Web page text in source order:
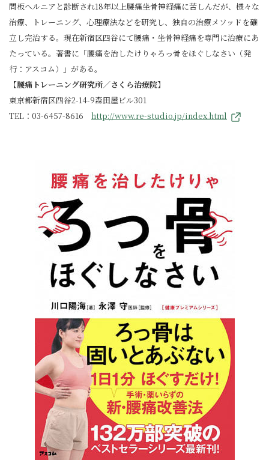
間板へルニアと診断され18年以上腰痛坐骨神経痛に苦しんだが、様々な
治療、トレーニング、心理療法などを研究し、独自の治療メソッドを確
立し完治する。現在新宿区四谷にて腰痛・坐骨神経痛を専門に治療にあ
たっている。著書に「腰痛を治したけりゃろっ骨をほぐしなさい（発
行：アスコム）」がある。
【腰痛トレーニング研究所／さくら治療院】
東京都新宿区四谷2-14-9森田屋ビル301
TEL：03-6457-8616 http://www.re-studio.jp/index.html